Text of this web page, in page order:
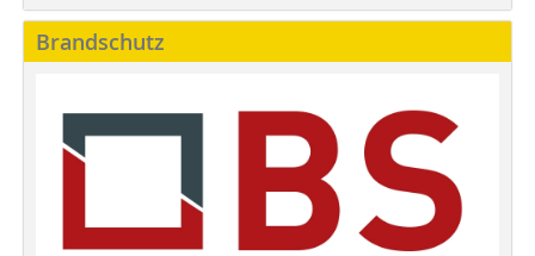
Brandschutz